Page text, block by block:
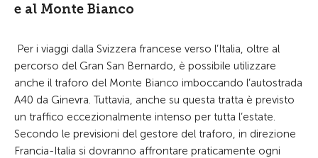
e al Monte Bianco
Per i viaggi dalla Svizzera francese verso l’Italia, oltre al
percorso del Gran San Bernardo, è possibile utilizzare
anche il traforo del Monte Bianco imboccando l’autostrada
A40 da Ginevra. Tuttavia, anche su questa tratta è previsto
un traffico eccezionalmente intenso per tutta l’estate.
Secondo le previsioni del gestore del traforo, in direzione
Francia-Italia si dovranno affrontare praticamente ogni